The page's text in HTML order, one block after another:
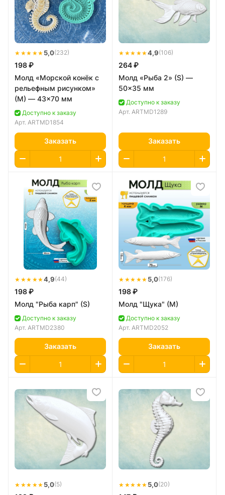
★★★★★ 5,0(232)
198 ₽
Молд «Морской конёк с
рельефным рисунком»
(M) — 43×70 мм
Доступно к заказу
Арт. ARTMD1854
Заказать
★★★★★4,9(106)
264 ₽
Молд «Рыба 2» (S) —
50×35 мм
Доступно к заказу
Арт. ARTMD1289
Заказать
★★★★★4,9(44)
198 ₽
Молд "Рыба карп" (S)
Доступно к заказу
Арт. ARTMD2380
Заказать
★★★★★ 5,0(176)
198 ₽
Молд "Щука" (M)
Доступно к заказу
Арт. ARTMD2052
Заказать
★★★★★ 5,0(5) ★★★★★ 5,0(20)